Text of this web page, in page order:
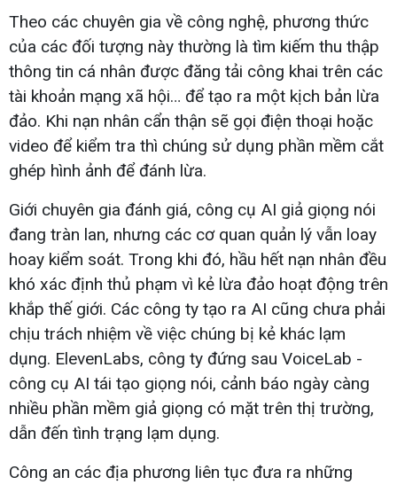
Theo các chuyên gia về công nghệ, phương thức
của các đối tượng này thường là tìm kiếm thu thập
thông tin cá nhân được đăng tải công khai trên các
tài khoản mạng xã hội… để tạo ra một kịch bản lừa
đảo. Khi nạn nhân cẩn thận sẽ gọi điện thoại hoặc
video để kiểm tra thì chúng sử dụng phần mềm cắt
ghép hình ảnh để đánh lừa.
Giới chuyên gia đánh giá, công cụ AI giả giọng nói
đang tràn lan, nhưng các cơ quan quản lý vẫn loay
hoay kiểm soát. Trong khi đó, hầu hết nạn nhân đều
khó xác định thủ phạm vì kẻ lừa đảo hoạt động trên
khắp thế giới. Các công ty tạo ra AI cũng chưa phải
chịu trách nhiệm về việc chúng bị kẻ khác lạm
dụng. ElevenLabs, công ty đứng sau VoiceLab -
công cụ AI tái tạo giọng nói, cảnh báo ngày càng
nhiều phần mềm giả giọng có mặt trên thị trường,
dẫn đến tình trạng lạm dụng.
Công an các địa phương liên tục đưa ra những